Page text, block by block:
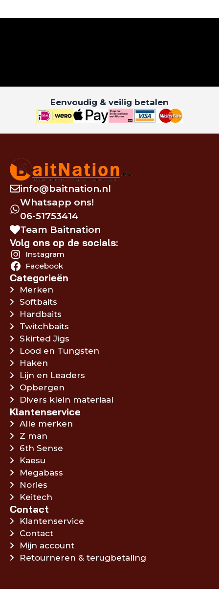
Eenvoudig & veilig betalen
info@baitnation.nl
Whatsapp ons!
06-51753414
Team Baitnation
Volg ons op de socials:
Instagram
Facebook
Categorieën
Merken
Softbaits
Hardbaits
Twitchbaits
Skirted Jigs
Lood en Tungsten
Haken
Lijn en Leaders
Opbergen
Divers klein materiaal
Klantenservice
Alle merken
Z man
6th Sense
Kaesu
Megabass
Nories
Keitech
Contact
Klantenservice
Contact
Mijn account
Retourneren & terugbetaling